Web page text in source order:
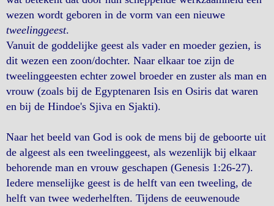
wezen wordt geboren in de vorm van een nieuwe
tweelinggeest.
Vanuit de goddelijke geest als vader en moeder gezien, is
dit wezen een zoon/dochter. Naar elkaar toe zijn de
tweelinggeesten echter zowel broeder en zuster als man en
vrouw (zoals bij de Egyptenaren Isis en Osiris dat waren
en bij de Hindoe's Sjiva en Sjakti).
Naar het beeld van God is ook de mens bij de geboorte uit
de algeest als een tweelinggeest, als wezenlijk bij elkaar
behorende man en vrouw geschapen (Genesis 1:26-27).
Iedere menselijke geest is de helft van een tweeling, de
helft van twee wederhelften. Tijdens de eeuwenoude